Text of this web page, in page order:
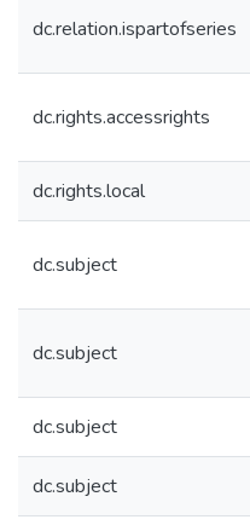
dc.relation.ispartofseries
dc.rights.accessrights
dc.rights.local
dc.subject
dc.subject
dc.subject
dc.subject